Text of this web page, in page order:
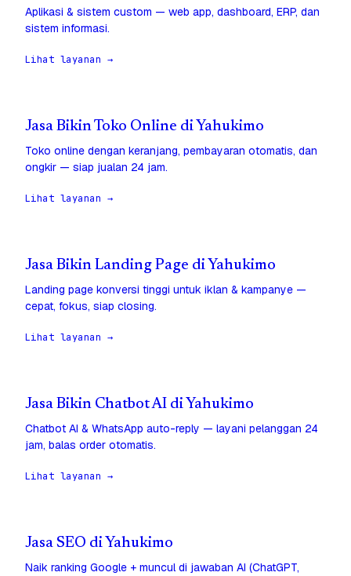
Aplikasi & sistem custom — web app, dashboard, ERP, dan
sistem informasi.
Lihat layanan →
Jasa Bikin Toko Online di Yahukimo
Toko online dengan keranjang, pembayaran otomatis, dan
ongkir — siap jualan 24 jam.
Lihat layanan →
Jasa Bikin Landing Page di Yahukimo
Landing page konversi tinggi untuk iklan & kampanye —
cepat, fokus, siap closing.
Lihat layanan →
Jasa Bikin Chatbot AI di Yahukimo
Chatbot AI & WhatsApp auto-reply — layani pelanggan 24
jam, balas order otomatis.
Lihat layanan →
Jasa SEO di Yahukimo
Naik ranking Google + muncul di jawaban AI (ChatGPT,